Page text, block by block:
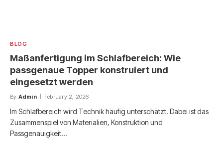
BLOG
Maßanfertigung im Schlafbereich: Wie
passgenaue Topper konstruiert und
eingesetzt werden
By Admin February 2, 2026
Im Schlafbereich wird Technik häufig unterschätzt. Dabei ist das
Zusammenspiel von Materialien, Konstruktion und
Passgenauigkeit…